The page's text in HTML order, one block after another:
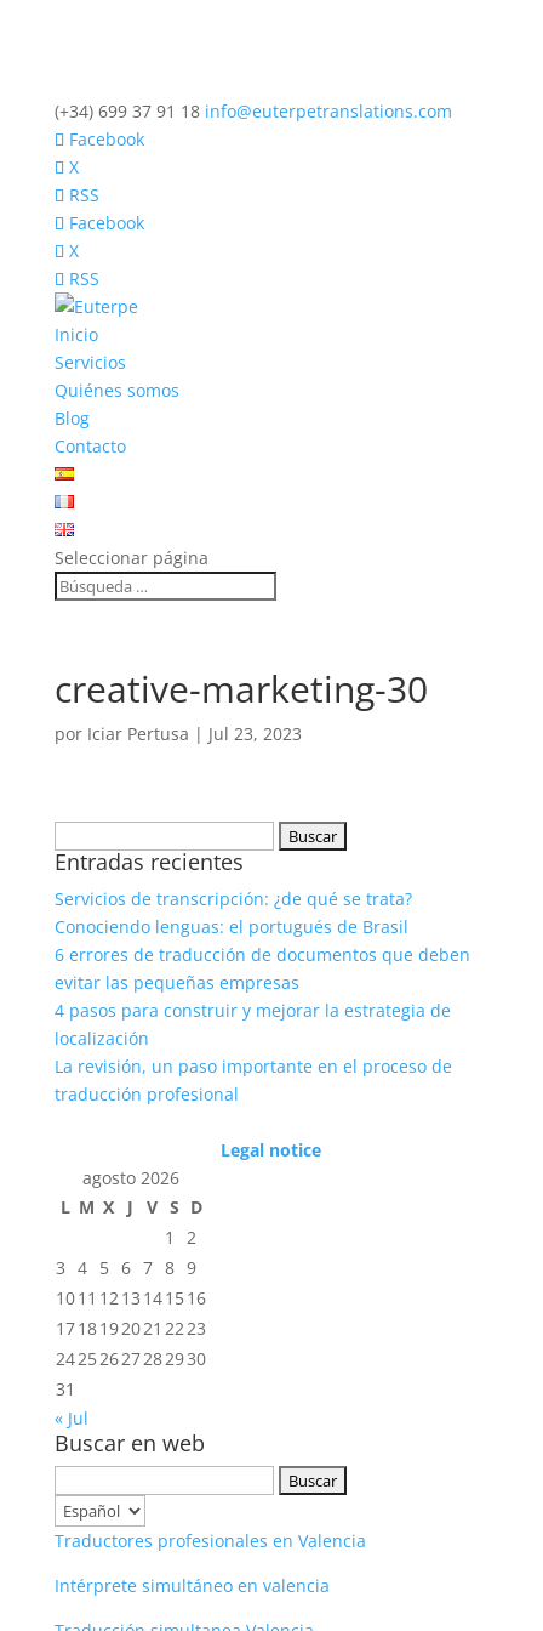
(+34) 699 37 91 18 info@euterpetranslations.com
Facebook
X
RSS
Facebook
X
RSS
Inicio
Servicios
Quiénes somos
Blog
Contacto
Seleccionar página
creative-marketing-30
por Iciar Pertusa | Jul 23, 2023
Entradas recientes
Servicios de transcripción: ¿de qué se trata?
Conociendo lenguas: el portugués de Brasil
6 errores de traducción de documentos que deben
evitar las pequeñas empresas
4 pasos para construir y mejorar la estrategia de
localización
La revisión, un paso importante en el proceso de
traducción profesional
Legal notice
agosto 2026
L M X J V S D
1
2
3 4 5 6 7 8 9
1011 1213 141516
1718192021 2223
24252627282930
31
« Jul
Buscar en web
Elegir
un
Traductores profesionales en Valencia
Intérprete simultáneo en valencia